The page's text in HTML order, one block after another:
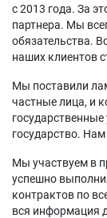
с 2013 года. За
партнера. Мы
обязательства.
наших клиентов
Мы поставили
частные лица, и
государство.
Мы участвуем в
успешно
контрактов по
вся информация